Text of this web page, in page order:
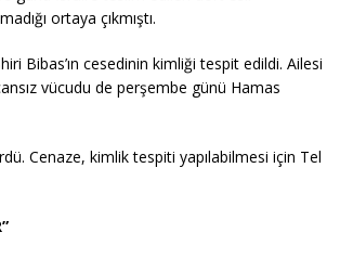
ortaya çıkmıştı.
Bibas’ın cesedinin kimliği tespit edildi. Ailesi
vücudu de perşembe günü Hamas
Cenaze, kimlik tespiti yapılabilmesi için Tel